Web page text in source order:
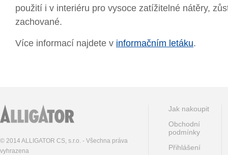
použití i v interiéru pro vysoce zatížitelné nátěry,
zachované.
Více informací najdete v informačním letáku.
© 2014 ALLIGATOR CS, s.r.o. - Všechna práva
vyhrazena
Jak nakoupit
Obchodní
podmínky
Přihlášení